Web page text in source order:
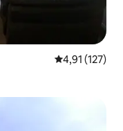
Gemiddelde
4,91 (127)